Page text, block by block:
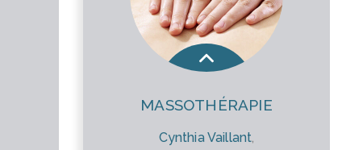
MASSOTHÉRAPIE
Cynthia Vaillant,